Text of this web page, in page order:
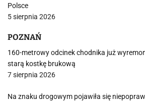
Polsce
5 sierpnia 2026
POZNAŃ
160-metrowy odcinek chodnika już
starą kostkę brukową
7 sierpnia 2026
Na znaku drogowym pojawiła się